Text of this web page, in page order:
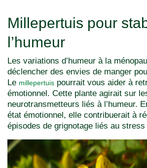
Millepertuis pour
l’humeur
Les variations d’humeur à la
déclencher des envies de manger
Le millepertuis pourrait vous aider à
émotionnel. Cette plante agirait sur
neurotransmetteurs liés à l’humeur.
état émotionnel, elle contribuerait à
épisodes de grignotage liés au